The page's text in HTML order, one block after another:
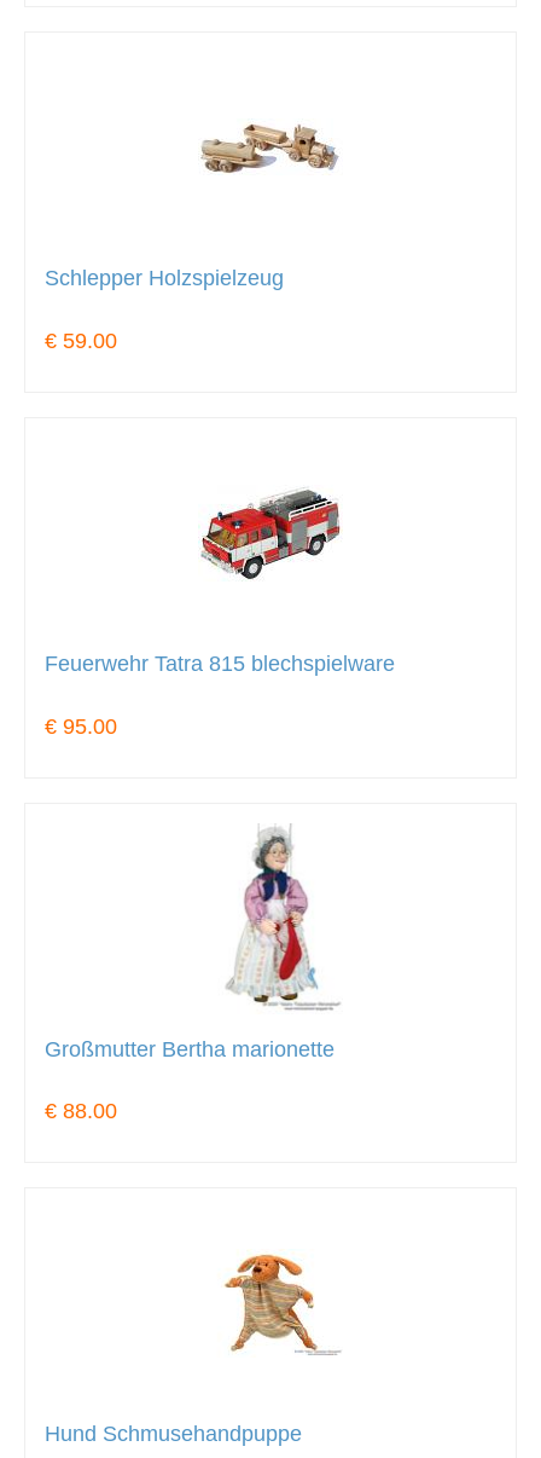
Schlepper Holzspielzeug
€ 59.00
Feuerwehr Tatra 815 blechspielware
€ 95.00
Großmutter Bertha marionette
€ 88.00
Hund Schmusehandpuppe